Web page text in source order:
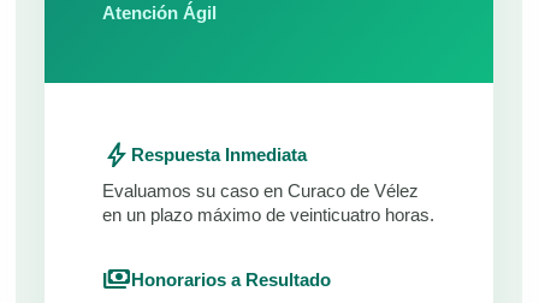
Atención Ágil
bolt Respuesta Inmediata
Evaluamos su caso en Curaco de Vélez
en un plazo máximo de veinticuatro horas.
paymentsHonorarios a Resultado